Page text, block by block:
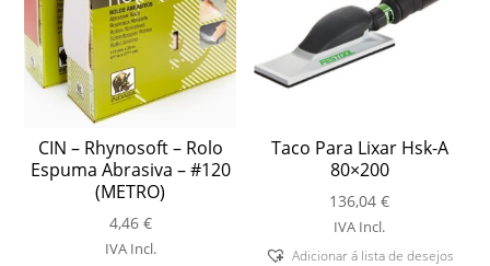
CIN – Rhynosoft – Rolo
Espuma Abrasiva – #120
(METRO)
4,46 €
IVA Incl.
Taco Para Lixar Hsk-A
80×200
136,04€
IVA Incl.
Adicionar á lista de desejos